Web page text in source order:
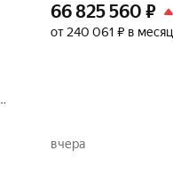
66 825 560 ₽
от 240 061 ₽ в месяц
вчера